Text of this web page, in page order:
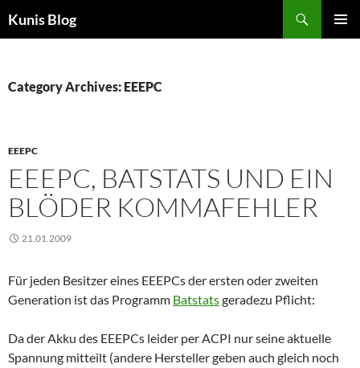
toKunis Blog
Category Archives: EEEPC
EEEPC
EEEPC, BATSTATS UND EIN
BLÖDER KOMMAFEHLER
21.01.2009
Für jeden Besitzer eines EEEPCs der ersten oder zweiten
Generation ist das Programm Batstatsgeradezu Pflicht:
Da der Akku des EEEPCs leider per ACPI nur seine aktuelle
Spannung mitteilt (andere Hersteller geben auch gleich noch